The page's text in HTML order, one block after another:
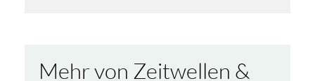
Mehr von Zeitwellen &